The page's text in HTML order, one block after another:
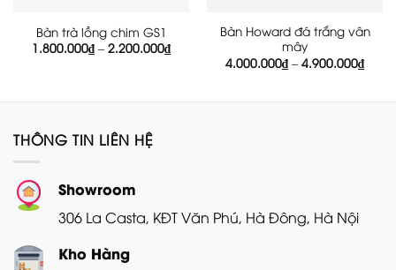
Bàn trà lồng chim GS1
1.800.000₫ – 2.200.000₫Khoảng
giá:
Bàn Howard đá trắng vân
mây
4.000.000₫ – 4.900.000₫
giá:
THÔNG TIN LIÊN HỆ
Showroom
306 La Casta, KĐT Văn Phú, Hà Đông, Hà Nội
Kho Hàng